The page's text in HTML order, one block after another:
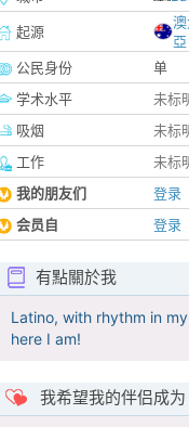
起源
亞
公民身份
单
学术水平
未标
吸烟
未标
工作
未标
我的朋友们
登录
会员自
登录
有點關於我
Latino, with rhythm in
here I am!
我希望我的伴侣成为